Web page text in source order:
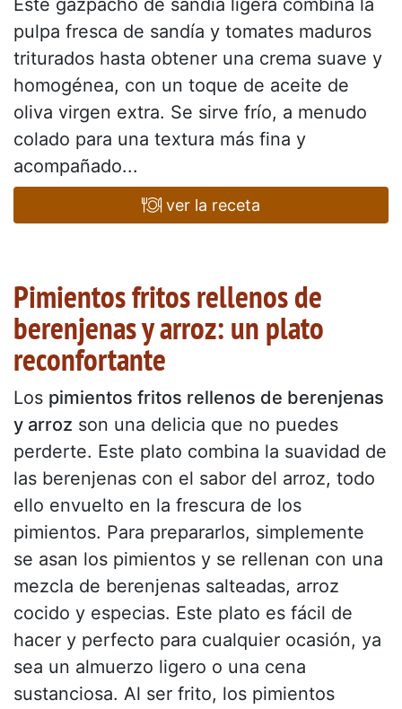
Este gazpacho de sandía ligera combina la
pulpa fresca de sandía y tomates maduros
triturados hasta obtener una crema suave y
homogénea, con un toque de aceite de
oliva virgen extra. Se sirve frío, a menudo
colado para una textura más fina y
acompañado...
ver la receta
Pimientos fritos rellenos de
berenjenas y arroz: un plato
reconfortante
Los pimientos fritos rellenos de berenjenas
y arroz son una delicia que no puedes
perderte. Este plato combina la suavidad de
las berenjenas con el sabor del arroz, todo
ello envuelto en la frescura de los
pimientos. Para prepararlos, simplemente
se asan los pimientos y se rellenan con una
mezcla de berenjenas salteadas, arroz
cocido y especias. Este plato es fácil de
hacer y perfecto para cualquier ocasión, ya
sea un almuerzo ligero o una cena
sustanciosa. Al ser frito, los pimientos